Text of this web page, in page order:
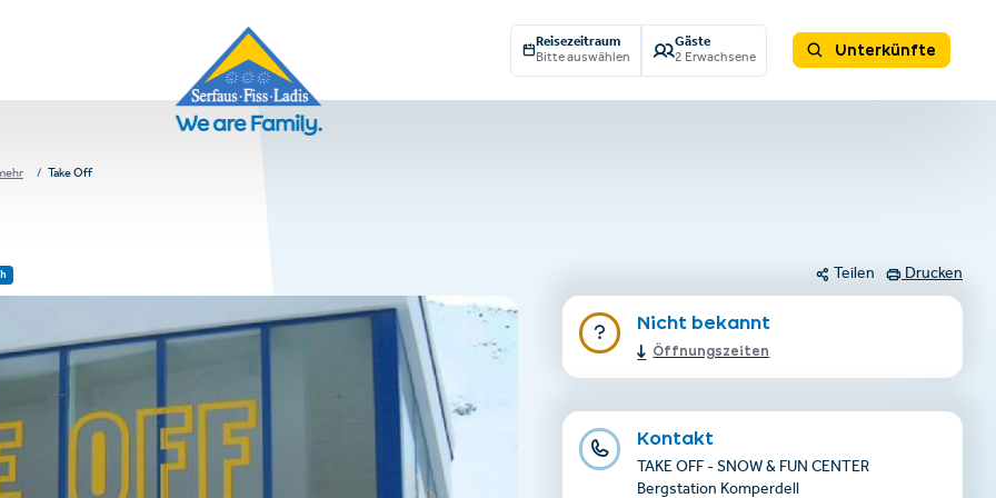
Reisezeitraum
Bitte auswählen
Gäste
2 Erwachsene
Unterkünfte
Take Off
Teilen Drucken
Nicht bekannt
Öffnungszeiten
Kontakt
TAKE OFF - SNOW & FUN CENTER
Bergstation Komperdell